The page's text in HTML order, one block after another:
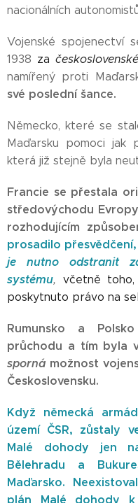
nacionálních
Vojenské spojenectví
1938 za
namířený proti
své poslední šance.
Německo, které se
Maďarsku pomoci jak
která již stejně byla
Francie se přestala
středovýchodu
rozhodujícím
prosadilo
je nutno odstranit
systému, včetně toho,
poskytnuto právo na
Rumunsko a
průchodu a tím byla
sporná možnost
Československu.
Když německá
území ČSR, zůstaly
Malé dohody jen
Bělehradu a
Maďarsko.
plán Malé dohody k